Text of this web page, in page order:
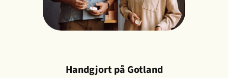
Handgjort på Gotland